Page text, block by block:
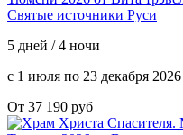
Святые источники Руси
5 дней / 4 ночи
с 1 июля по 23 декабря 2026
От 37 190 руб